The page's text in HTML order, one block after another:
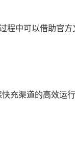
程中可以借助官
充渠道的高效运行